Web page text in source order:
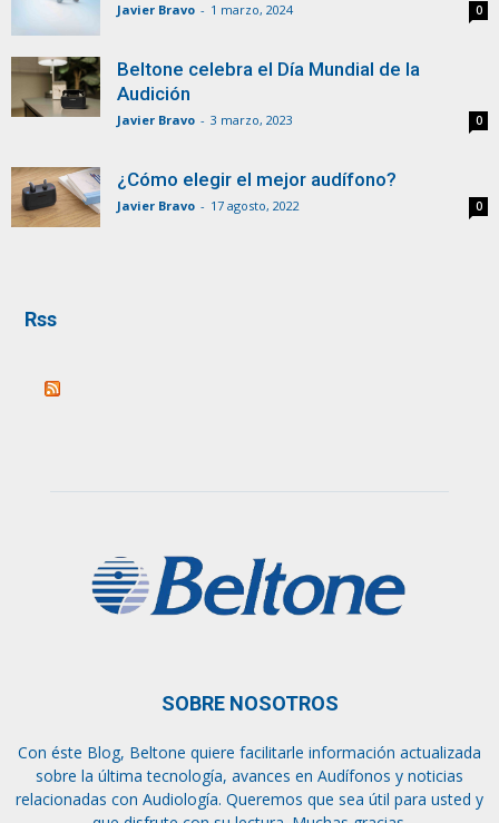
Javier Bravo - 1 marzo, 2024 0
Beltone celebra el Día Mundial de la
Audición
Javier Bravo - 3 marzo, 2023 0
¿Cómo elegir el mejor audífono?
Javier Bravo - 17 agosto, 2022 0
Rss
SOBRE NOSOTROS
Con éste Blog, Beltone quiere facilitarle información actualizada
sobre la última tecnología, avances en Audífonos y noticias
relacionadas con Audiología. Queremos que sea útil para usted y